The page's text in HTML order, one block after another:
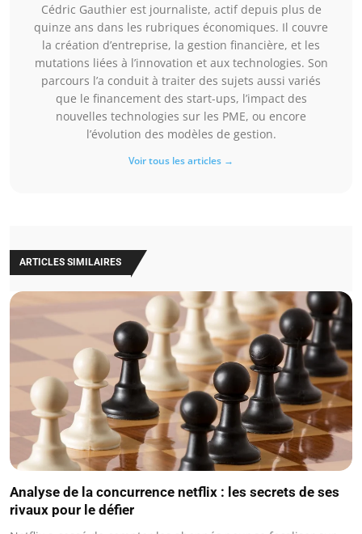
Cédric Gauthier est journaliste, actif depuis plus de
quinze ans dans les rubriques économiques. Il couvre
la création d’entreprise, la gestion financière, et les
mutations liées à l’innovation et aux technologies. Son
parcours l’a conduit à traiter des sujets aussi variés
que le financement des start-ups, l’impact des
nouvelles technologies sur les PME, ou encore
l’évolution des modèles de gestion.
Voir tous les articles →
ARTICLES SIMILAIRES
Analyse de la concurrence netflix : les secrets de ses
rivaux pour le défier